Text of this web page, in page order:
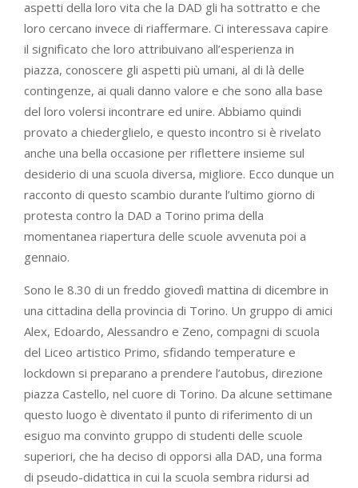
aspetti della loro vita che la DAD gli ha sottratto e che
loro cercano invece di riaffermare. Ci interessava capire
il significato che loro attribuivano all’esperienza in
piazza, conoscere gli aspetti più umani, al di là delle
contingenze, ai quali danno valore e che sono alla base
del loro volersi incontrare ed unire. Abbiamo quindi
provato a chiederglielo, e questo incontro si è rivelato
anche una bella occasione per riflettere insieme sul
desiderio di una scuola diversa, migliore. Ecco dunque un
racconto di questo scambio durante l’ultimo giorno di
protesta contro la DAD a Torino prima della
momentanea riapertura delle scuole avvenuta poi a
gennaio.
Sono le 8.30 di un freddo giovedì mattina di dicembre in
una cittadina della provincia di Torino. Un gruppo di amici
Alex, Edoardo, Alessandro e Zeno, compagni di scuola
del Liceo artistico Primo, sfidando temperature e
lockdown si preparano a prendere l’autobus, direzione
piazza Castello, nel cuore di Torino. Da alcune settimane
questo luogo è diventato il punto di riferimento di un
esiguo ma convinto gruppo di studenti delle scuole
superiori, che ha deciso di opporsi alla DAD, una forma
di pseudo-didattica in cui la scuola sembra ridursi ad